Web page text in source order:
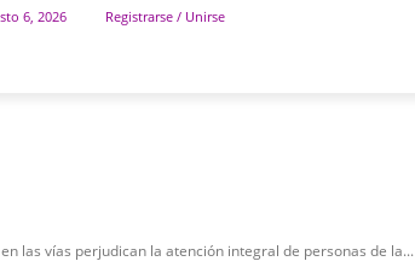
6, 2026 Registrarse / Unirse
las vías perjudican la atención integral de personas de la...